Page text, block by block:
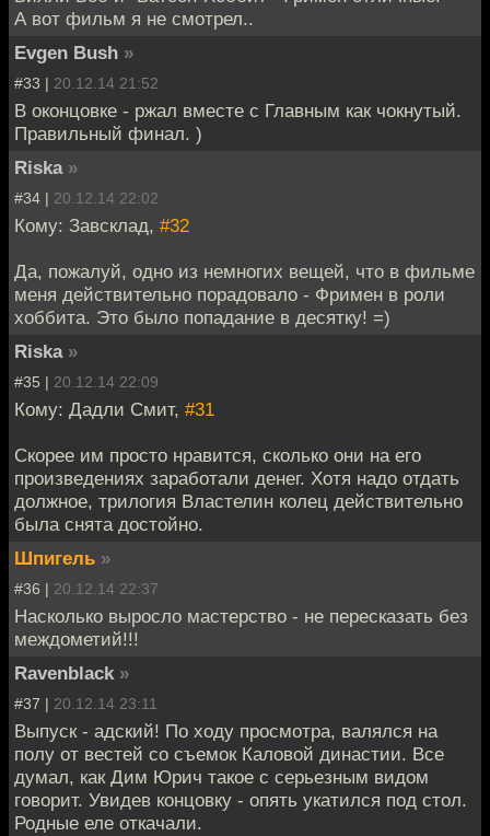
А вот фильм я не смотрел..
Evgen Bush »
#33 | 20.12.14 21:52
В оконцовке - ржал вместе с Главным как чокнутый.
Правильный финал. )
Riska »
#34 | 20.12.14 22:02
Кому: Завсклад, #32
Да, пожалуй, одно из немногих вещей, что в фильме
меня действительно порадовало - Фримен в роли
хоббита. Это было попадание в десятку! =)
Riska »
#35 | 20.12.14 22:09
Кому: Дадли Смит, #31
Скорее им просто нравится, сколько они на его
произведениях заработали денег. Хотя надо отдать
должное, трилогия Властелин колец действительно
была снята достойно.
Шпигель »
#36 | 20.12.14 22:37
Насколько выросло мастерство - не пересказать без
междометий!!!
Ravenblack »
#37 | 20.12.14 23:11
Выпуск - адский! По ходу просмотра, валялся на
полу от вестей со съемок Каловой династии. Все
думал, как Дим Юрич такое с серьезным видом
говорит. Увидев концовку - опять укатился под стол.
Родные еле откачали.